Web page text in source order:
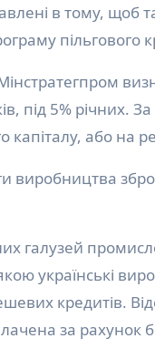
в тому, щоб
пільгового
під 5% річних.
або на
галузей
українські
кредитів.
за рахунок